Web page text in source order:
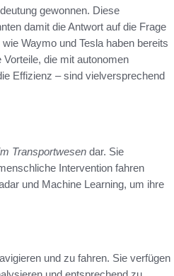
gewonnen. Diese
damit die Antwort auf die Frage
Waymo und Tesla haben bereits
die mit autonomen
Effizienz – sind vielversprechend
Transportwesen dar. Sie
Intervention fahren
und Machine Learning, um ihre
und zu fahren. Sie verfügen